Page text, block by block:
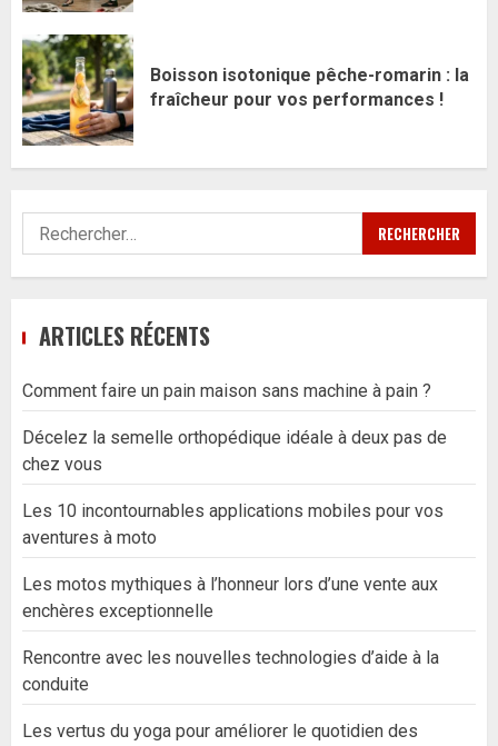
Boisson isotonique pêche-romarin : la
fraîcheur pour vos performances !
Rechercher :
ARTICLES RÉCENTS
Comment faire un pain maison sans machine à pain ?
Décelez la semelle orthopédique idéale à deux pas de
chez vous
Les 10 incontournables applications mobiles pour vos
aventures à moto
Les motos mythiques à l’honneur lors d’une vente aux
enchères exceptionnelle
Rencontre avec les nouvelles technologies d’aide à la
conduite
Les vertus du yoga pour améliorer le quotidien des